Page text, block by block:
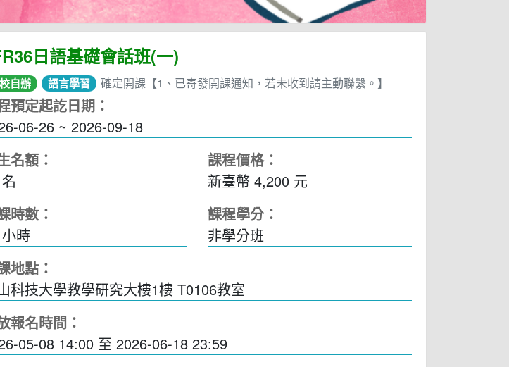
日語基礎會話班(一)
自辦 語言學習 確定開課【1、已寄發開課通知，若未收到請主動聯繫。】
預定起訖日期：
06-26 ~ 2026-09-18
名額：
課程價格：
新臺幣 4,200 元
時數：
時
課程學分：
非學分班
地點：
科技大學教學研究大樓1樓 T0106教室
報名時間：
05-08 14:00 至 2026-06-18 23:59